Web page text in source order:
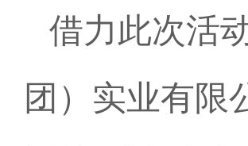
借力此次活
团）实业有限